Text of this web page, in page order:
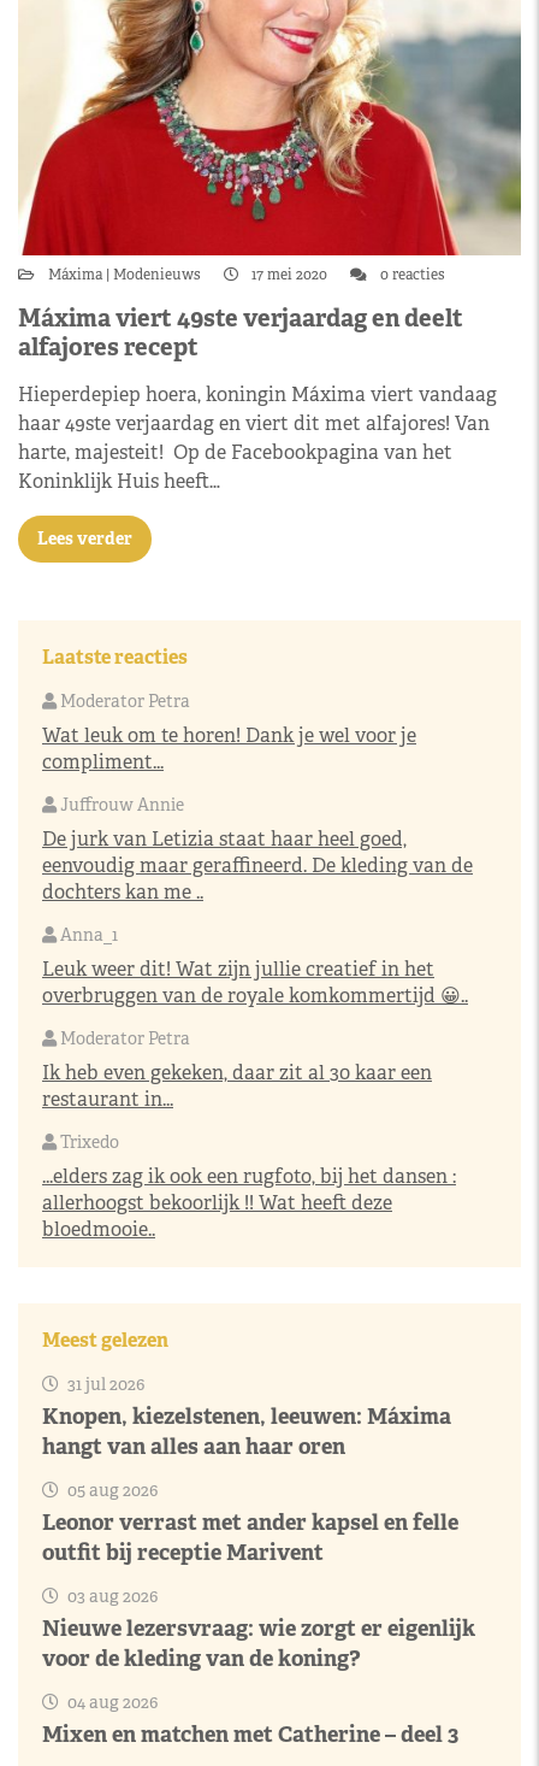
Máxima Modenieuws 17 mei 2020 0 reacties
Máxima viert 49ste verjaardag en deelt
alfajores recept
Hieperdepiep hoera, koningin Máxima viert vandaag
haar 49ste verjaardag en viert dit met alfajores! Van
harte, majesteit! Op de Facebookpagina van het
Koninklijk Huis heeft…
Lees verder
Laatste reacties
Moderator Petra
Wat leuk om te horen! Dank je wel voor je
compliment...
Juffrouw Annie
De jurk van Letizia staat haar heel goed,
eenvoudig maar geraffineerd. De kleding van de
dochters kan me ..
Anna_1
Leuk weer dit! Wat zijn jullie creatief in het
overbruggen van de royale komkommertijd 😀..
Moderator Petra
Ik heb even gekeken, daar zit al 30 kaar een
restaurant in...
Trixedo
...elders zag ik ook een rugfoto, bij het dansen :
allerhoogst bekoorlijk !! Wat heeft deze
bloedmooie..
Meest gelezen
31 jul 2026
Knopen, kiezelstenen, leeuwen: Máxima
hangt van alles aan haar oren
05 aug 2026
Leonor verrast met ander kapsel en felle
outfit bij receptie Marivent
03 aug 2026
Nieuwe lezersvraag: wie zorgt er eigenlijk
voor de kleding van de koning?
04 aug 2026
Mixen en matchen met Catherine – deel 3